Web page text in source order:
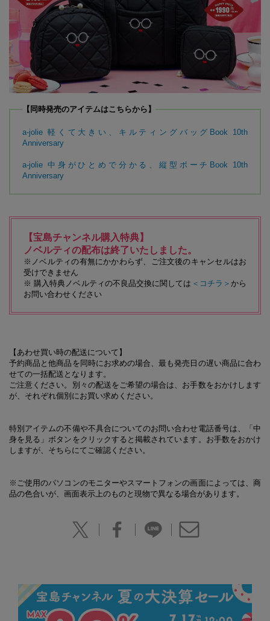
【同時発売のアイテムはこちらから】
a-jolie 軽くて大きい、キルティングバッグBook 10th
Anniversary
a-jolie 中身がひとめで分かる、縦型ポーチBook 10th
Anniversary
【宝島チャンネル購入特典】
ノベルティの配布は終了いたしました。
※ノベルティの有無にかかわらず、ご注文後のキャンセルはお
受けできません
※ 購入特典ノベルティの不良品交換に関しては ＜コチラ＞ から
お問い合わせください
【あわせ買い時の配送について】
予約商品と他商品を同時にお求めの場合、最も発売日の遅い商品に合わ
せての一括配送となります。
ご注意ください。別々の配送をご希望の場合は、お手数をおかけします
が、それぞれ個別にお買い求めください。
特別アイテムの不備や不具合についてのお問い合わせ電話番号は、「中
身を見る」ボタンをクリックすると掲載されています。お手数をおかけ
しますが、そちらにてご確認ください。
※ご使用のパソコンのモニターやスマートフォンの画面によっては、商
品の色合いが、画面表示上のものと現物で異なる場合があります。